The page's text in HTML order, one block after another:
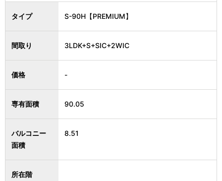
タイプ S-90H【PREMIUM】
間取り 3LDK+S+SIC+2WIC
価格 -
専有面積 90.05
バルコニー
面積
8.51
所在階